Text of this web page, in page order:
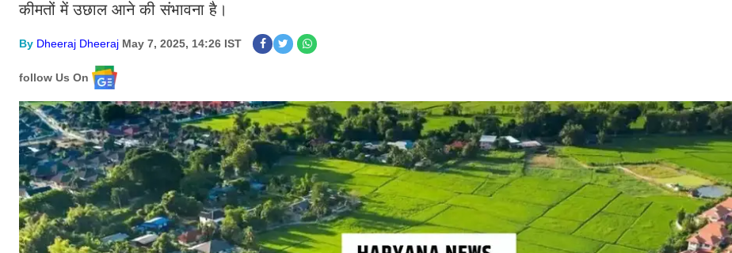
कीमतों में उछाल आने की संभावना है।
By Dheeraj Dheeraj May 7, 2025, 14:26 IST
follow Us On